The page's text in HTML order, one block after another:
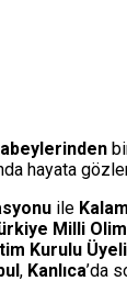
hayata
ile
Milli
Kurulu
, Kanlıca’da